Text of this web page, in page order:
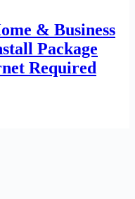
& Business
Package
Required